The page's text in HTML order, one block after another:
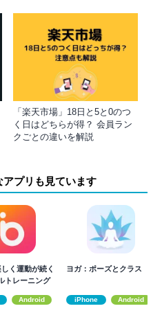
「楽天市場」18日と5と0のつ
く日はどちらが得？ 会員ラン
クごとの違いを解説
プリも見ています
く運動が続く
トレーニング
Android
ヨガ：ポーズとクラス
iPhone Android